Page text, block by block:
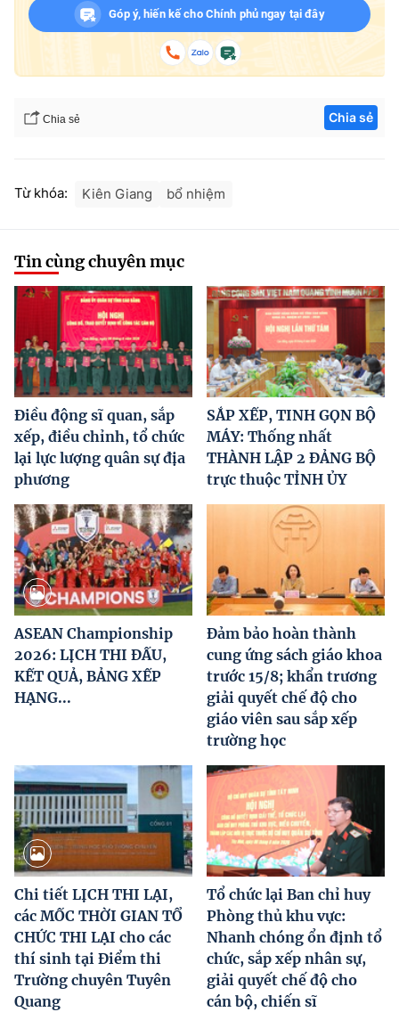
Góp ý, hiến kế cho Chính phủ ngay tại đây
Chia sẻ Chia sẻ
Từ khóa: Kiên Giang bổ nhiệm
Tin cùng chuyên mục
Điều động sĩ quan, sắp
xếp, điều chỉnh, tổ chức
lại lực lượng quân sự địa
phương
SẮP XẾP, TINH GỌN BỘ
MÁY: Thống nhất
THÀNH LẬP 2 ĐẢNG BỘ
trực thuộc TỈNH ỦY
ASEAN Championship
2026: LỊCH THI ĐẤU,
KẾT QUẢ, BẢNG XẾP
HẠNG...
Đảm bảo hoàn thành
cung ứng sách giáo khoa
trước 15/8; khẩn trương
giải quyết chế độ cho
giáo viên sau sắp xếp
trường học
Chi tiết LỊCH THI LẠI,
các MỐC THỜI GIAN TỔ
CHỨC THI LẠI cho các
thí sinh tại Điểm thi
Trường chuyên Tuyên
Quang
Tổ chức lại Ban chỉ huy
Phòng thủ khu vực:
Nhanh chóng ổn định tổ
chức, sắp xếp nhân sự,
giải quyết chế độ cho
cán bộ, chiến sĩ